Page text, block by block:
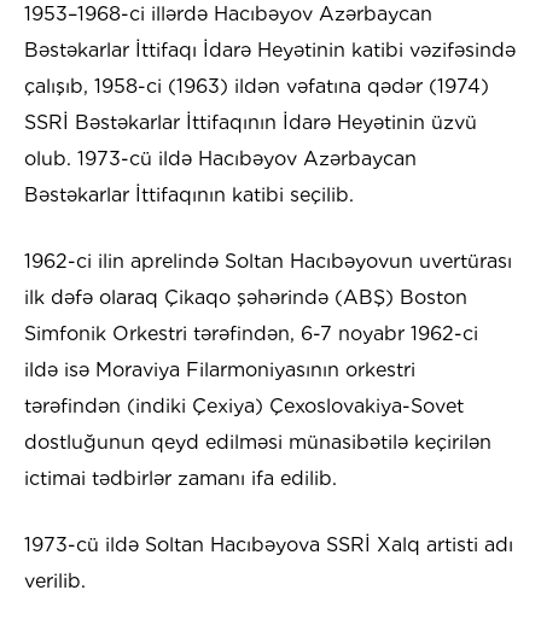
1953–1968-ci illərdə Hacıbəyov Azərbaycan
Bəstəkarlar İttifaqı İdarə Heyətinin katibi vəzifəsində
çalışıb, 1958-ci (1963) ildən vəfatına qədər (1974)
SSRİ Bəstəkarlar İttifaqının İdarə Heyətinin üzvü
olub. 1973-cü ildə Hacıbəyov Azərbaycan
Bəstəkarlar İttifaqının katibi seçilib.
1962-ci ilin aprelində Soltan Hacıbəyovun uvertürası
ilk dəfə olaraq Çikaqo şəhərində (ABŞ) Boston
Simfonik Orkestri tərəfindən, 6-7 noyabr 1962-ci
ildə isə Moraviya Filarmoniyasının orkestri
tərəfindən (indiki Çexiya) Çexoslovakiya-Sovet
dostluğunun qeyd edilməsi münasibətilə keçirilən
ictimai tədbirlər zamanı ifa edilib.
1973-cü ildə Soltan Hacıbəyova SSRİ Xalq artisti adı
verilib.